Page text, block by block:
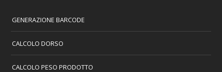
GENERAZIONE BARCODE
CALCOLO DORSO
CALCOLO PESO PRODOTTO